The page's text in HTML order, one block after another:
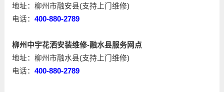
地址：柳州市融安县(支持上门维修)
电话： 400-880-2789
柳州中宇花洒安装维修-融水县服务网点
地址：柳州市融水县(支持上门维修)
电话： 400-880-2789